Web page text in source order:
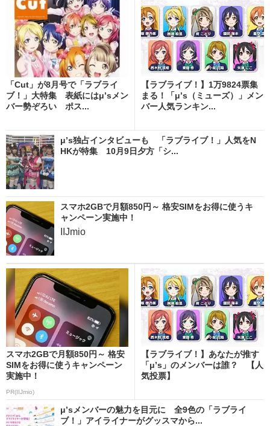
「Cut」が8月号で「ラブライ
ブ！」大特集 表紙にはμ’sメン
バー勢ぞろい ポス...
【ラブライブ！】1万9824票集
まる！「μ’s（ミューズ）」メン
バー人気ランキン...
μ’s独占インタビューも 「ラブライブ！」人気をN
HKが特集 10月9日夕方「シ...
スマホ2GBで月額850円～ 格安SIMをお得に使うキ
ャンペーン実施中！
IIJmio
スマホ2GBで月額850円～ 格安
SIMをお得に使うキャンペーン
実施中！
PR(IIJmio)
【ラブライブ！】あなたが推す
「μ’s」のメンバーは誰？ 【人
気投票】
μ’sメンバーの魅力を目元に 全9色の「ラブライ
ブ！」アイライナーがグッスマから...